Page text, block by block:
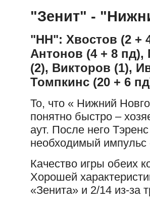
"Зенит" -
"НН": Хвостов (2 +
Антонов (4 + 8 пд),
(2), Викторов (1),
Томпкинс (20 + 6
То, что « Нижний
понятно быстро –
аут. После него
необходимый
Качество игры обеих
Хорошей
«Зенита» и 2/14 из-за